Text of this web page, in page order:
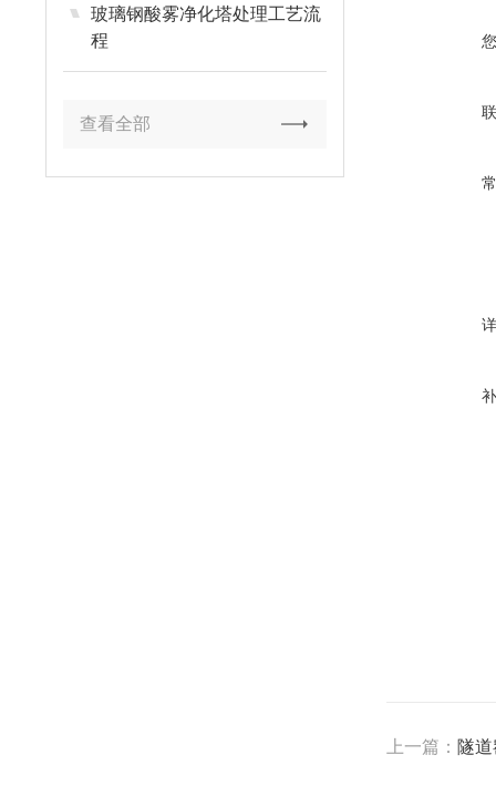
玻璃钢酸雾净化塔处理工艺流
程
查看全部
上一篇： 隧